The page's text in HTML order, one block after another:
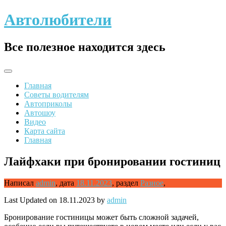
Skip
to
Автолюбители
Все полезное находится здесь
Главная
Советы водителям
Автоприколы
Автошоу
Видео
Карта сайта
Главная
Лайфхаки при бронировании гостиниц
Написал admin, дата 18.11.2023, раздел Разное,
Last Updated on 18.11.2023 by admin
Бронирование гостиницы может быть сложной задачей,